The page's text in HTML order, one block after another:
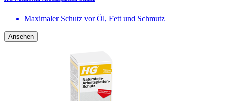
Maximaler Schutz vor Öl, Fett und Schmutz
Ansehen